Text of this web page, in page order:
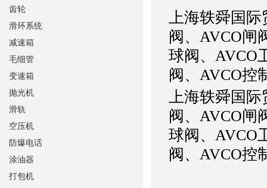
上海轶舜国际
阀、AVCO闸
球阀、AVCO
阀、AVCO控
上海轶舜国际
阀、AVCO闸
球阀、AVCO
阀、AVCO控
齿轮
滑环系统
减速箱
毛细管
变速箱
抛光机
滑轨
空压机
防爆电话
涂油器
打包机